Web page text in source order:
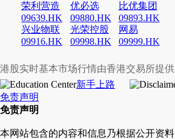
荣利营造
09639.HK
优必选
09880.HK
比优集团
09893.HK
兴业物联
09916.HK
光荣控股
09998.HK
网易
09999.HK
港股实时基本市场行情由香港交易所提供
新手上路
免责声明
免责声明
本网站包含的内容和信息乃根据公开资料